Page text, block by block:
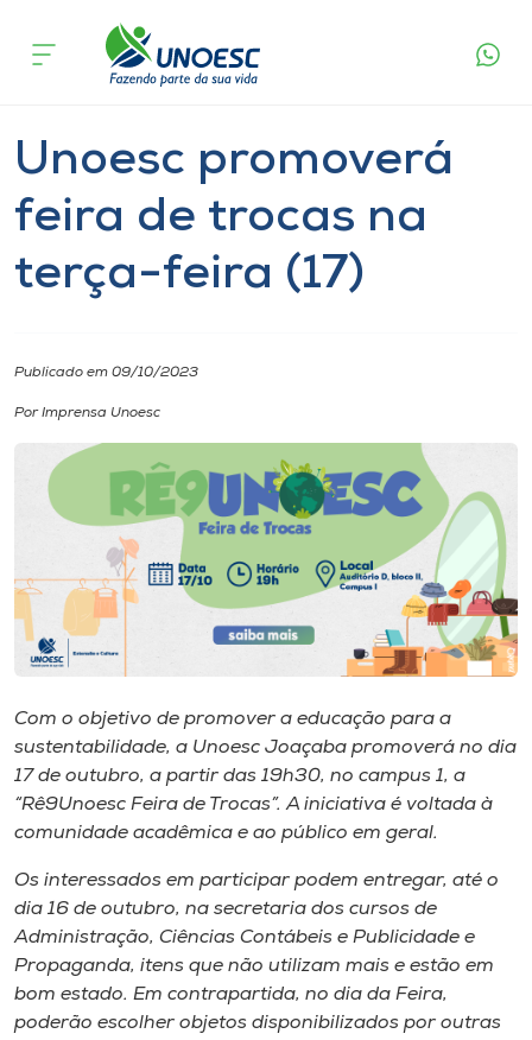
Cursos
Pesquisa
Atendimento ao Estudante
A
Unoesc
Internacionalização
I.nova
Diplomados
Cultura
CPA
Editora
Rádio
acontece
Extensão
Unoesc promoverá
feira de trocas na
terça-feira (17)
Publicado em 09/10/2023
Por Imprensa Unoesc
Com o objetivo de promover a educação para a
sustentabilidade, a Unoesc Joaçaba promoverá no dia
17 de outubro, a partir das 19h30, no campus 1, a
“Rê9Unoesc Feira de Trocas”. A iniciativa é voltada à
comunidade acadêmica e ao público em geral.
Os interessados em participar podem entregar, até o
dia 16 de outubro, na secretaria dos cursos de
Administração, Ciências Contábeis e Publicidade e
Propaganda, itens que não utilizam mais e estão em
bom estado. Em contrapartida, no dia da Feira,
poderão escolher objetos disponibilizados por outras